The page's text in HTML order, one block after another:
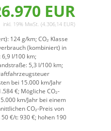
EUR
inkl. 19% MwSt. (4.306,14 EUR)
124 g/km;CO₂ Klasse
(kombiniert) in
6,9 l/100 km;
5,3 l/100 km;
bei 15.000 km/Jahr
€; Mögliche CO₂-
km/Jahr bei einem
CO₂-Preis von
€/t: 930 €; hohen 190